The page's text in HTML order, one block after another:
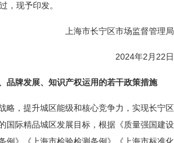
，现予印发。
上海市长宁区市场监督管理局
2024年2月22日
品牌发展、知识产权运用的若干政策措施
略，提升城区能级和核心竞争力，实现长宁区
国际精品城区发展目标，根据《质量强国建设